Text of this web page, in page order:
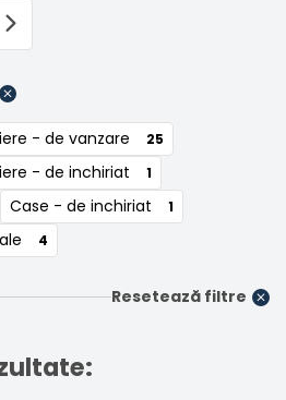
- de vanzare 25
- de inchiriat 1
Case - de inchiriat 1
4
Resetează filtre